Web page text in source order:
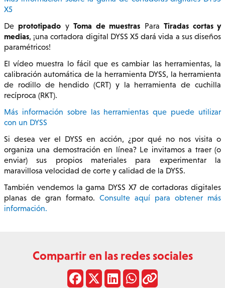
X5
De prototipado yToma de muestras ParaTiradas cortas y
medias, ¡una cortadora digital DYSS X5 dará vida a sus diseños
paramétricos!
El vídeo muestra lo fácil que es cambiar las herramientas, la
calibración automática de la herramienta DYSS, la herramienta
de rodillo de hendido (CRT) y la herramienta de cuchilla
recíproca (RKT).
Más información sobre las herramientas que puede utilizar
con un DYSS
Si desea ver el DYSS en acción, ¿por qué no nos visita o
organiza una demostración en línea? Le invitamos a traer (o
enviar) sus propios materiales para experimentar la
maravillosa velocidad de corte y calidad de la DYSS.
También vendemos la gama DYSS X7 de cortadoras digitales
planas de gran formato. Consulte aquí para obtener más
información.
Compartir en las redes sociales